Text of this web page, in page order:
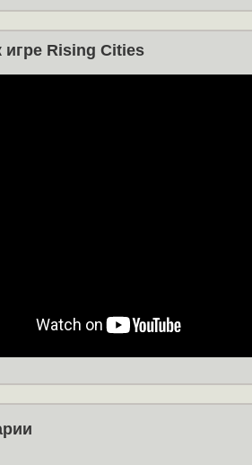
игре Rising Cities